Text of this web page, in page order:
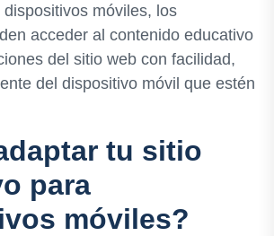
móviles, los
acceder al contenido educativo
del sitio web con facilidad,
del dispositivo móvil que estén
tu sitio
para
móviles?